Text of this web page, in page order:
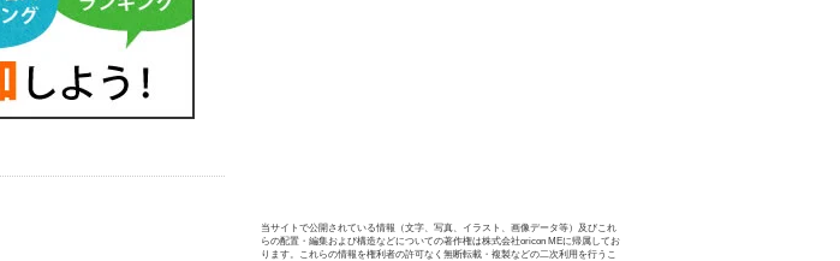
当サイトで公開されている情報（文字、写真、イラスト、画像データ等）及びこれ
らの配置・編集および構造などについての著作権は株式会社oricon MEに帰属してお
ります。これらの情報を権利者の許可なく無断転載・複製などの二次利用を行うこ